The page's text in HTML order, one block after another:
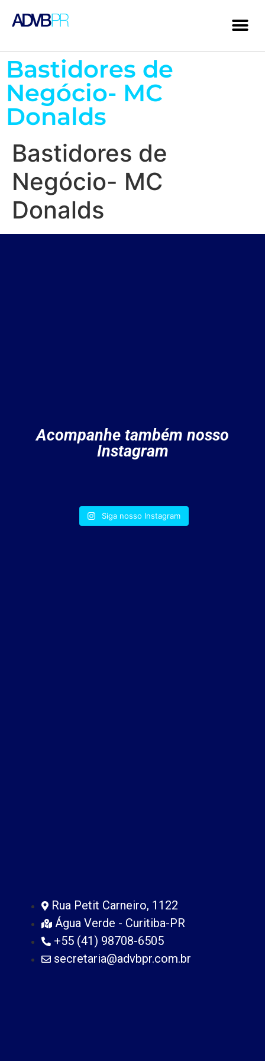
Bastidores de
Negócio- MC
Donalds
Bastidores de
Negócio- MC
Donalds
Acompanhe também nosso
Instagram
Siga nosso Instagram
Rua Petit Carneiro, 1122
Água Verde - Curitiba-PR
+55 (41) 98708-6505
secretaria@advbpr.com.br